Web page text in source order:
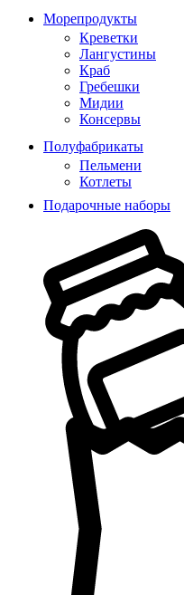
Морепродукты
Креветки
Лангустины
Краб
Гребешки
Мидии
Консервы
Полуфабрикаты
Пельмени
Котлеты
Подарочные наборы